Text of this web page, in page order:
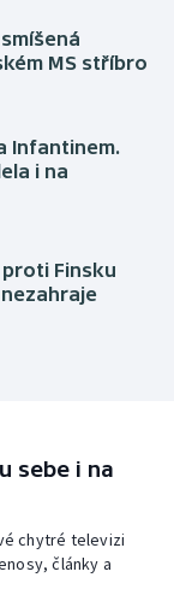
MS stříbro
Infantinem.
i na
Finsku
sebe i na
chytré televizi
články a